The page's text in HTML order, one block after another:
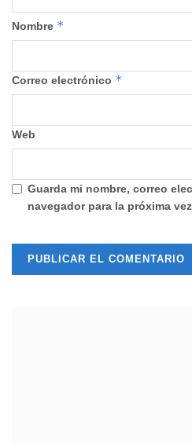
Nombre *
Correo electrónico *
Web
Guarda mi nombre, correo
navegador para la próxima